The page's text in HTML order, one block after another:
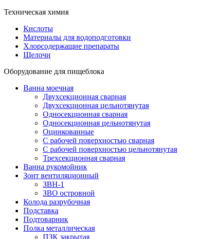
Техническая химия
Кислоты
Материалы для водоподготовки
Хлорсодержащие препараты
Щелочи
Оборудование для пищеблока
Ванна моечная
Двухсекционная сварная
Двухсекционная цельнотянутая
Односекционная сварная
Односекционная цельнотянутая
Оцинкованные
С рабочей поверхностью сварная
С рабочей поверхностью цельнотянутая
Трехсекционная сварная
Ванна рукомойник
Зонт вентиляционный
ЗВН-1
ЗВО островной
Колода разрубочная
Подставка
Подтоварник
Полка металлическая
ПЗК закрытая